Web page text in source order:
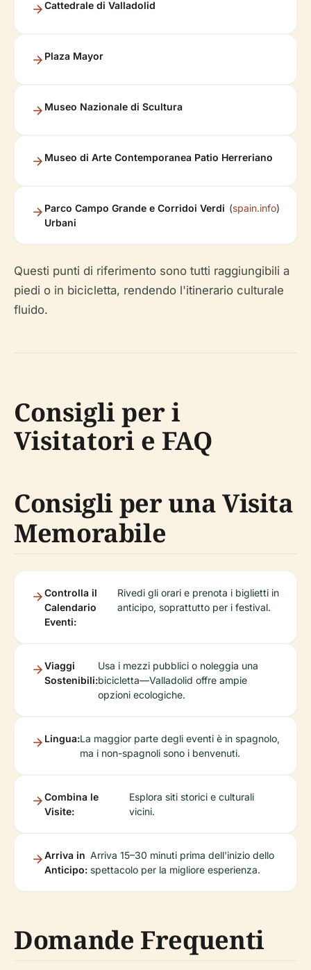
Cattedrale di Valladolid
Plaza Mayor
Museo Nazionale di Scultura
Museo di Arte Contemporanea Patio Herreriano
Parco Campo Grande e Corridoi Verdi
Urbani
(spain.info)
Questi punti di riferimento sono tutti raggiungibili a
piedi o in bicicletta, rendendo l'itinerario culturale
fluido.
Consigli per i
Visitatori e FAQ
Consigli per una Visita
Memorabile
Controlla il
Calendario
Eventi:
Rivedi gli orari e prenota i biglietti in
anticipo, soprattutto per i festival.
Viaggi
Sostenibili:
Usa i mezzi pubblici o noleggia una
bicicletta—Valladolid offre ampie
opzioni ecologiche.
Lingua:La maggior parte degli eventi è in spagnolo,
ma i non-spagnoli sono i benvenuti.
Combina le
Visite:
Esplora siti storici e culturali
vicini.
Arriva in
Anticipo:
Arriva 15–30 minuti prima dell'inizio dello
spettacolo per la migliore esperienza.
Domande Frequenti